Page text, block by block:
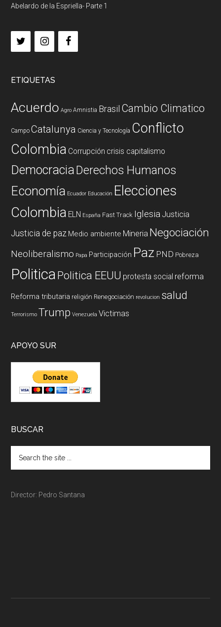
Abelardo de la Espriella- Parte 1
ETIQUETAS
Acuerdo Agro Amnistia Brasil Cambio Climatico
Campo Catalunya Ciencia y Tecnología Conflicto
Colombia Corrupción crisis capitalismo
DemocraciaDerechos Humanos
Economía Ecuador Educación Elecciones
Colombia ELN España Fast Track Iglesia Justicia
Justicia de paz Medio ambiente Mineria Negociación
Neoliberalismo Papa Participación Paz PND Pobreza
PoliticaPolitica EEUU protesta social reforma
Reforma tributaria religión Renegociación revolucion salud
Terrorismo Trump Venezuela Victimas
APOYO SUR
BUSCAR
Director: Pedro Santana